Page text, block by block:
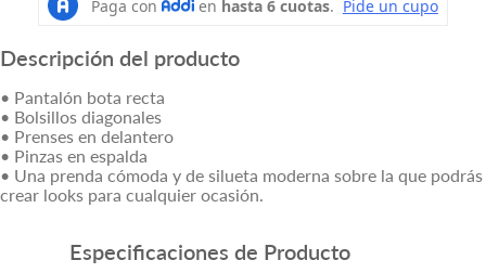
Descripción del producto
• Pantalón bota recta
• Bolsillos diagonales
• Prenses en delantero
• Pinzas en espalda
• Una prenda cómoda y de silueta moderna sobre la que podrás
crear looks para cualquier ocasión.
Especificaciones de Producto